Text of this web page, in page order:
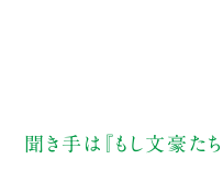
聞き手は『もし文豪た